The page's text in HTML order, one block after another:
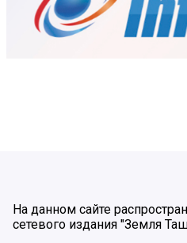
На данном сайте
сетевого издания "Земля